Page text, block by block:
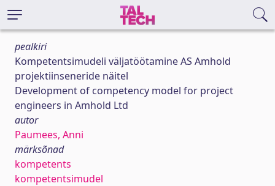
pealkiri
Kompetentsimudeli väljatöötamine AS Amhold
projektiinseneride näitel
Development of competency model for project
engineers in Amhold Ltd
autor
Paumees, Anni
märksõnad
kompetents
kompetentsimudel